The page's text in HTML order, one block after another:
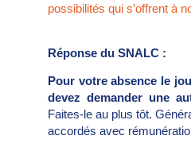
possibilités qui s’offrent à
Réponse du SNALC :
Pour votre absence le
devez demander une
Faites-le au plus tôt.
accordés avec